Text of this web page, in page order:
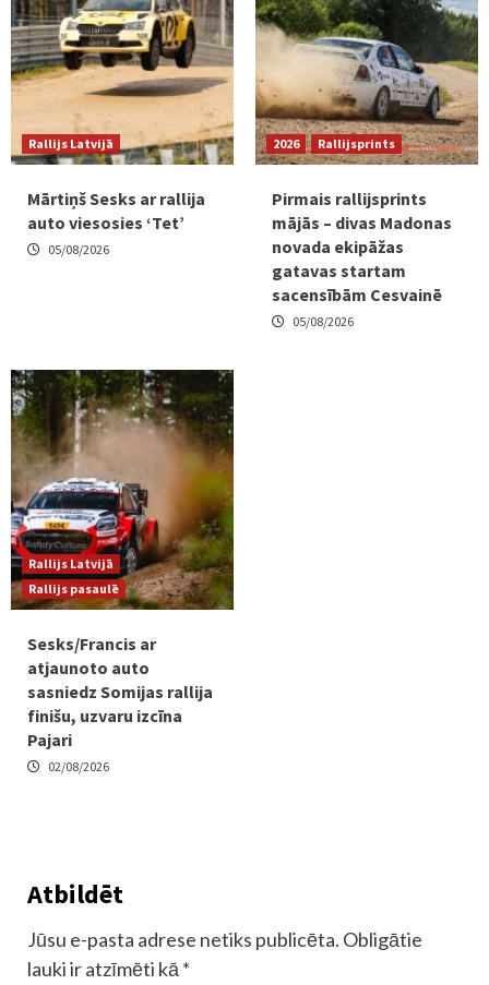
Rallijs Latvijā
Mārtiņš Sesks ar rallija
auto viesosies ‘Tet’
05/08/2026
2026 Rallijsprints
Pirmais rallijsprints
mājās – divas Madonas
novada ekipāžas
gatavas startam
sacensībām Cesvainē
05/08/2026
Rallijs Latvijā
Rallijs pasaulē
Sesks/Francis ar
atjaunoto auto
sasniedz Somijas rallija
finišu, uzvaru izcīna
Pajari
02/08/2026
Atbildēt
Jūsu e-pasta adrese netiks publicēta. Obligātie
lauki ir atzīmēti kā *